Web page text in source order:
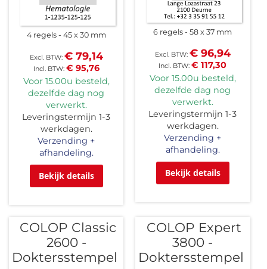
4 regels 45 x 30 mm
€ 95,76
€ 79,14
Voor 15.00u besteld,
dezelfde dag nog
verwerkt.
Leveringstermijn 1-3
werkdagen.
Verzending +
afhandeling.
Bekijk details
6 regels 58 x 37 mm
€ 117,30
€ 96,94
Voor 15.00u besteld,
dezelfde dag nog
verwerkt.
Leveringstermijn 1-3
werkdagen.
Verzending +
afhandeling.
Bekijk details
COLOP Classic
2600 -
Doktersstempel
COLOP Expert
3800 -
Doktersstempel